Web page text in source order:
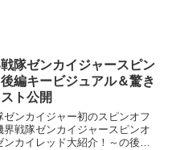
戦隊ゼンカイジャースピン
編キービジュアル＆驚き
ト公開
ゼンカイジャー初のスピンオフ
界戦隊ゼンカイジャースピンオ
ンカイレッド大紹介！～の後編